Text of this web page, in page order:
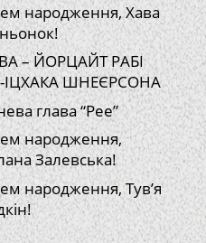
народження, Хава
– ЙОРЦАЙТ РАБІ
ІЦХАКА ШНЕЄРСОНА
глава “Рее”
народження,
Залевська!
народження, Тув’я